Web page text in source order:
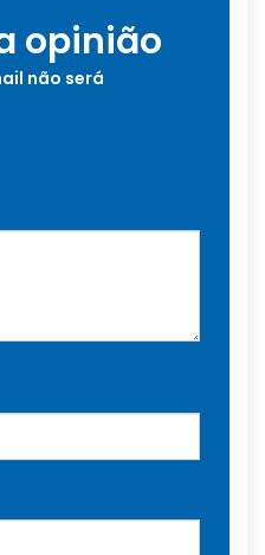
opinião
não será